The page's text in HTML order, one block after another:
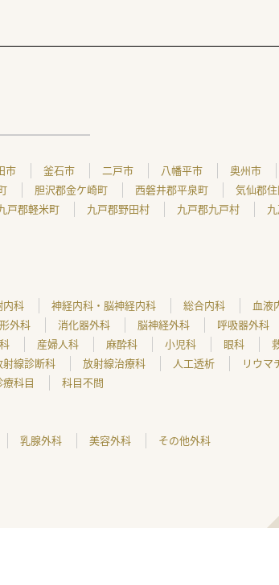
市 釜石市 二戸市 八幡平市 奥州市
胆沢郡金ケ崎町 西磐井郡平泉町
気仙郡
戸郡軽米町 九戸郡野田村 九戸郡九戸村
内科 神経内科・脳神経内科 総合内科
血液
外科 消化器外科 脳神経外科 呼吸器外科
産婦人科 麻酔科 小児科 眼科
射線診断科 放射線治療科 人工透析
リウマ
科目
科目不問
乳腺外科 美容外科
その他外科